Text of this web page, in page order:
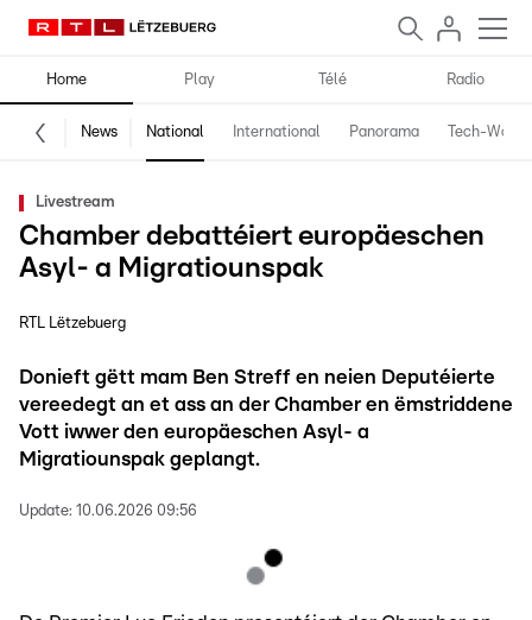
Home Play Télé Radio
News National International Panorama Tech-World
Livestream
Chamber debattéiert europäeschen
Asyl- a Migratiounspak
RTL Lëtzebuerg
Donieft gëtt mam Ben Streff en neien Deputéierte
vereedegt an et ass an der Chamber en ëmstriddene
Vott iwwer den europäeschen Asyl- a
Migratiounspak geplangt.
Update: 10.06.2026 09:56